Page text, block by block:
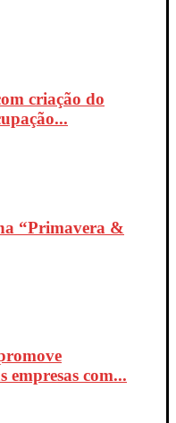
criação do
“Primavera &
empresas com...